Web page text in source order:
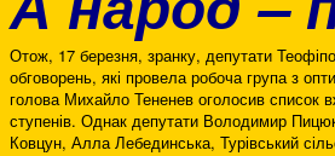
Отож, 17 березня, зранку, депутати
обговорень, які провела робоча група з
голова Михайло Тененев оголосив список
ступенів. Однак депутати Володимир
Ковцун, Алла Лебединська, Турівський